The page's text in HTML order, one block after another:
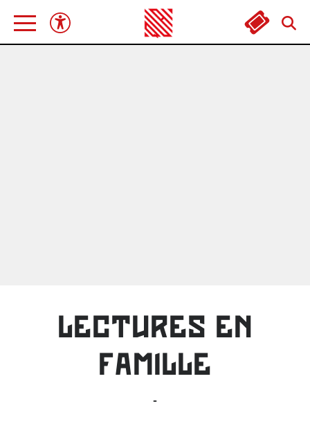
LECTURES EN
FAMILLE
-